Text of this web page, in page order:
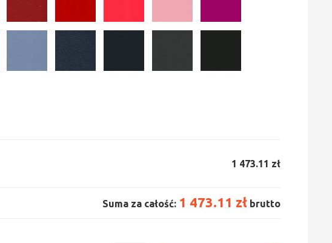
1 473.11 zł
Suma za całość: 1 473.11 zł brutto